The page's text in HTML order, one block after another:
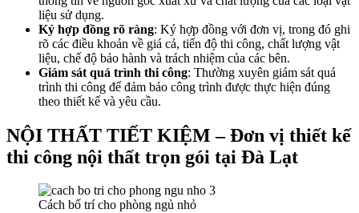
liệu sử dụng.
Ký hợp đồng rõ ràng: Ký hợp đồng với đơn vị, trong đó ghi
rõ các điều khoản về giá cả, tiến độ thi công, chất lượng vật
liệu, chế độ bảo hành và trách nhiệm của các bên.
Giám sát quá trình thi công: Thường xuyên giám sát quá
trình thi công để đảm bảo công trình được thực hiện đúng
theo thiết kế và yêu cầu.
NỘI THẤT TIẾT KIỆM – Đơn vị thiết kế
thi công nội thất trọn gói tại Đà Lạt
Cách bố trí cho phòng ngủ nhỏ